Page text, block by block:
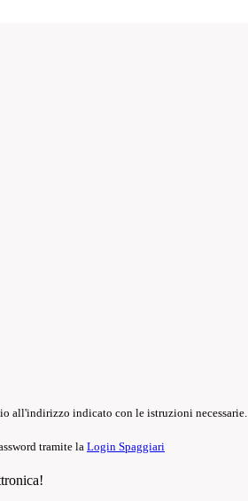
all'indirizzo indicato con le istruzioni necessarie.
tramite la Login Spaggiari